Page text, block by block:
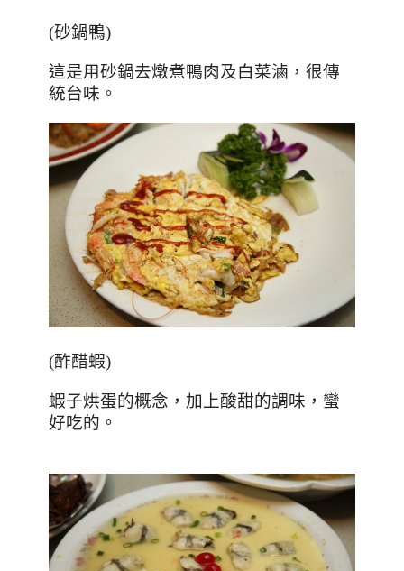
(砂鍋鴨)
這是用砂鍋去燉煮鴨肉及白菜滷，很傳
統台味。
(酢醋蝦)
蝦子烘蛋的概念，加上酸甜的調味，蠻
好吃的。